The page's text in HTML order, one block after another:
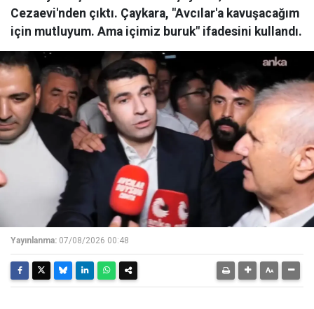
Cezaevi'nden çıktı. Çaykara, "Avcılar'a kavuşacağım
için mutluyum. Ama içimiz buruk" ifadesini kullandı.
Yayınlanma: 07/08/2026 00:48